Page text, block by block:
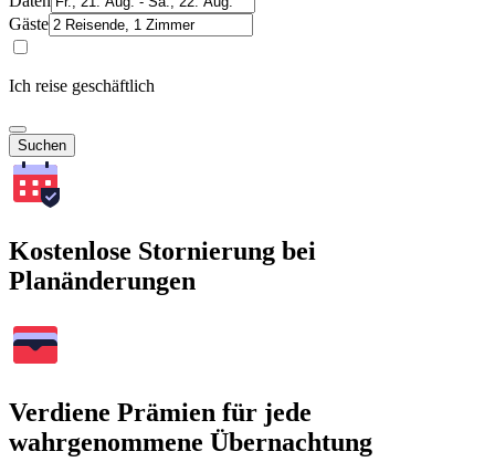
Gäste
Ich reise geschäftlich
Suchen
Kostenlose Stornierung bei
Planänderungen
Verdiene Prämien für jede
wahrgenommene Übernachtung